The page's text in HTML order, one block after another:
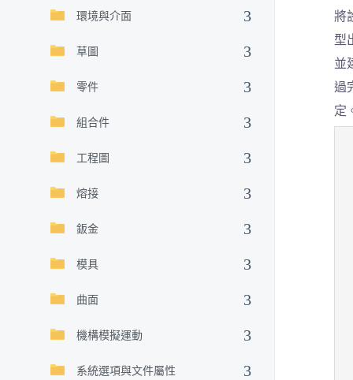
環境與介面
草圖
零件
組合件
工程圖
熔接
鈑金
模具
曲面
機構模擬運動
系統選項與文件屬性
將
型
並
過
定